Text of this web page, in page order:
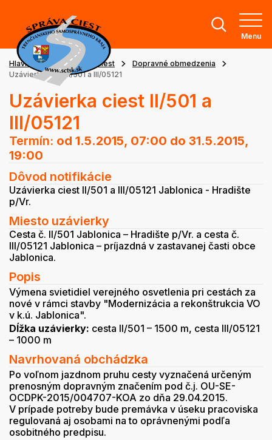
Menu
Hlavná stránka Stav ciest
Dopravné obmedzenia
Uzávierka ciest II/501 a III/05121
Uzávierka ciest II/501 a
III/05121
Termín: od 1.5.2015, 07:00 do 31.5.2015,
19:00
Dôvod notifikácie
Uzávierka ciest II/501 a III/05121 Jablonica - Hradište
p/Vr.
Miesto uzávierky
Cesta č. II/501 Jablonica – Hradište p/Vr. a cesta č.
III/05121 Jablonica – príjazdná v zastavanej časti obce
Jablonica.
Popis
Výmena svietidiel verejného osvetlenia pri cestách za
nové v rámci stavby "Modernizácia a rekonštrukcia VO
v k.ú. Jablonica".
Dĺžka uzávierky: cesta II/501 – 1500 m, cesta III/05121
– 1000 m
Navrhovaná obchádzka
Po voľnom jazdnom pruhu cesty vyznačená určeným
prenosným dopravným značením pod č.j. OU-SE-
OCDPK-2015/004707-KOA zo dňa 29.04.2015.
V prípade potreby bude premávka v úseku pracoviska
regulovaná aj osobami na to oprávnenými podľa
osobitného predpisu.